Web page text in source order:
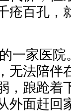
疮百孔，
一家医
无法陪伴
，踉跄着
外面赶回